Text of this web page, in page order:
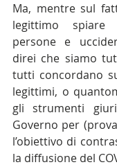
Ma, mentre sul
legittimo
persone e
direi che siamo
tutti concordano
legittimi, o
gli strumenti
Governo per
l’obiettivo di
la diffusione del